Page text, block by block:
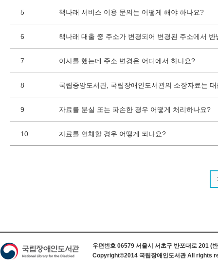
5 책나래 서비스 이용 문의는 어떻게 해야 하나요?
6 책나래 대출 중 주소가 변경되어 변경된 주소에서
7 이사를 했는데 주소 변경은 어디에서 하나요?
8 국립중앙도서관, 국립장애인도서관의 소장자료는
9 자료를 분실 또는 파손한 경우 어떻게 처리하나요?
10 자료를 연체할 경우 어떻게 되나요?
우편번호 06579 서울시 서초구 반포대로 201 (
Copyright©2014 국립장애인도서관 All rights